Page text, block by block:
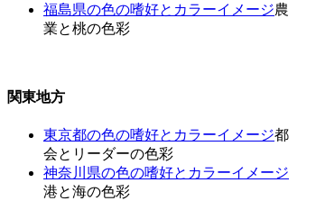
福島県の色の嗜好とカラーイメージ農
業と桃の色彩
関東地方
東京都の色の嗜好とカラーイメージ都
会とリーダーの色彩
神奈川県の色の嗜好とカラーイメージ
港と海の色彩